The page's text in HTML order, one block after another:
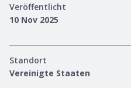
Veröffentlicht
10 Nov 2025
Standort
Vereinigte Staaten